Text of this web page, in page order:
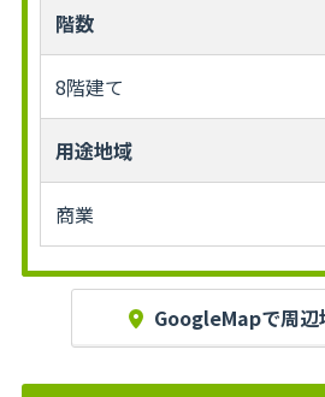
階数
8階建て
用途地域
商業
GoogleMapで周辺